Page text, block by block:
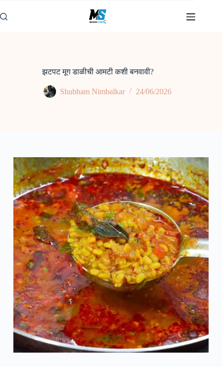
to
content
झटपट मूग डाळीची आमटी कशी बनवावी?
Shubham Nimbalkar 24/06/2026